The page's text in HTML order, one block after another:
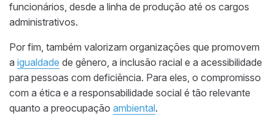
funcionários, desde a linha de produção até os cargos
administrativos.
Por fim, também valorizam organizações que promovem
a igualdade de gênero, a inclusão racial e a acessibilidade
para pessoas com deficiência. Para eles, o compromisso
com a ética e a responsabilidade social é tão relevante
quanto a preocupação ambiental.